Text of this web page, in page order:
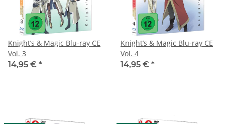
Knight’s & Magic Blu-ray CE
Vol. 3
14,95 € *
Knight’s & Magic Blu-ray CE
Vol. 4
14,95 € *